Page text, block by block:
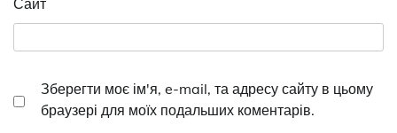
Сайт
Зберегти моє ім'я, e-mail, та адресу сайту в цьому
браузері для моїх подальших коментарів.